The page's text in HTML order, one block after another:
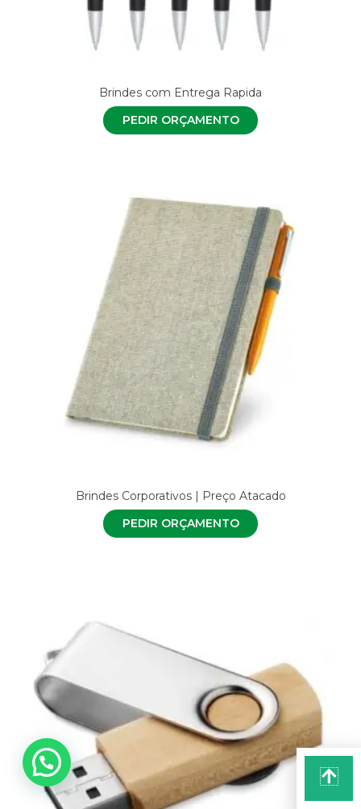
Brindes com Entrega Rapida
PEDIR ORÇAMENTO
Brindes Corporativos | Preço Atacado
PEDIR ORÇAMENTO